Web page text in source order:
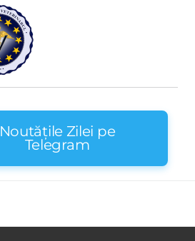
Noutățile Zilei pe
Telegram